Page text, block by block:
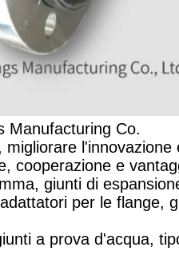
Manufacturing Co.
cooperazione e
giunti di
per le flange,
a prova d'acqua,